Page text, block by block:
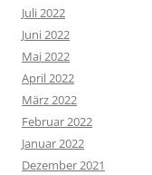
Juli 2022
Juni 2022
Mai 2022
April 2022
März 2022
Februar 2022
Januar 2022
Dezember 2021